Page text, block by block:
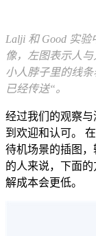
Lalji 和 Good 实
像，左图表示人
小人脖子里的线
已经传送“。
经过我们的观察
到欢迎和认可。
待机场景的插图
的人来说，下面
解成本会更低。